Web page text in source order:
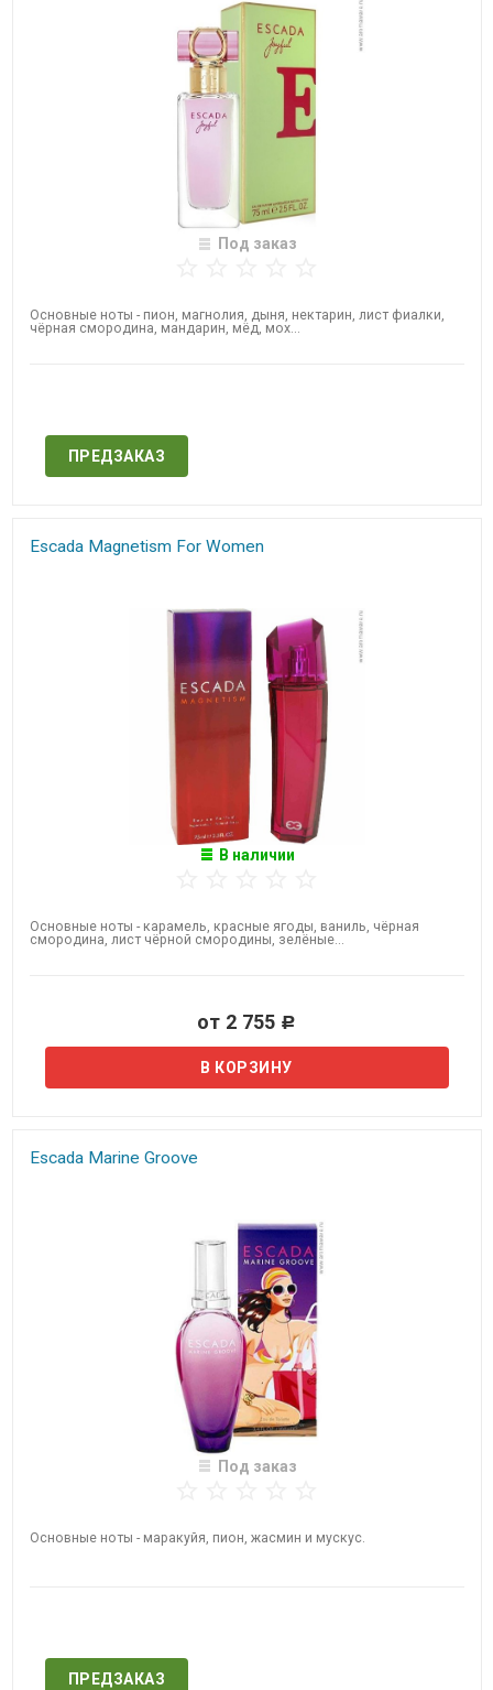
Под заказ
Основные ноты - пион, магнолия, дыня, нектарин, лист фиалки,
чёрная смородина, мандарин, мёд, мох...
ПРЕДЗАКАЗ
Escada Magnetism​ For Women
В наличии
Основные ноты - карамель, красные ягоды, ваниль, чёрная
смородина, лист чёрной смородины, зелёные...
от 2 755 Р
Escada Marine Groove
Под заказ
Основные ноты - маракуйя, пион, жасмин и мускус.
ПРЕДЗАКАЗ